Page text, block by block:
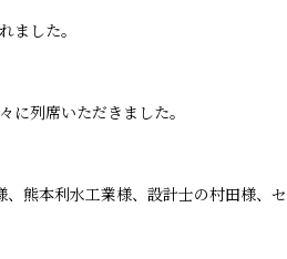
ました。
に列席いただきました。
熊本利水工業様、設計士の村田様、